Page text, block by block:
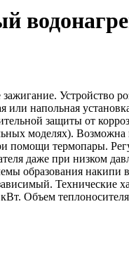
зажигание.
или напольная
защиты от
моделях).
помощи термопары.
даже при низком
образования
Технические
Объем